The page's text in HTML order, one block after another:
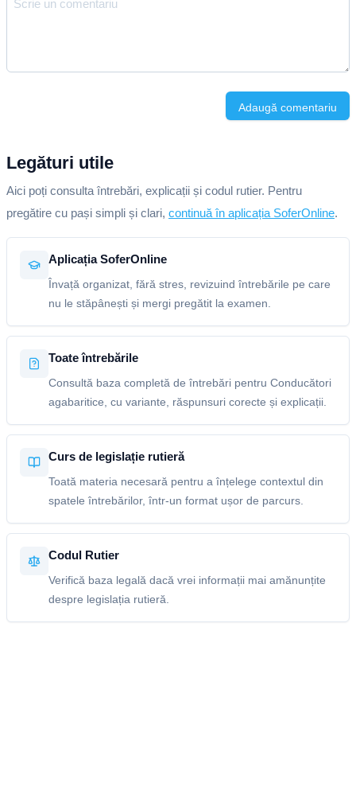
Adaugă comentariu
Legături utile
Aici poți consulta întrebări, explicații și codul rutier. Pentru
pregătire cu pași simpli și clari, continuă în aplicația SoferOnline.
Aplicația SoferOnline
Învață organizat, fără stres, revizuind întrebările pe care
nu le stăpânești și mergi pregătit la examen.
Toate întrebările
Consultă baza completă de întrebări pentru Conducători
agabaritice, cu variante, răspunsuri corecte și explicații.
Curs de legislație rutieră
Toată materia necesară pentru a înțelege contextul din
spatele întrebărilor, într-un format ușor de parcurs.
Codul Rutier
Verifică baza legală dacă vrei informații mai amănunțite
despre legislația rutieră.